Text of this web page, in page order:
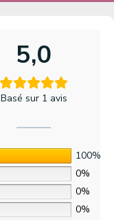
5,0
Basé sur 1 avis
100%
0%
0%
0%